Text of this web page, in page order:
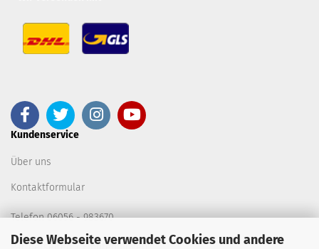
Diese Webseite verwendet Cookies und andere
Kundenservice
Über uns
Kontaktformular
Telefon 06056 - 983670